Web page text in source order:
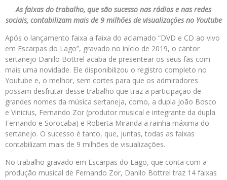
As faixas do trabalho, que são sucesso nas rádios e nas redes
sociais, contabilizam mais de 9 milhões de visualizações no Youtube
Após o lançamento faixa a faixa do aclamado “DVD e CD ao vivo
em Escarpas do Lago”, gravado no início de 2019, o cantor
sertanejo Danilo Bottrel acaba de presentear os seus fãs com
mais uma novidade. Ele disponibilizou o registro completo no
Youtube e, o melhor, sem cortes para que os admiradores
possam desfrutar desse trabalho que traz a participação de
grandes nomes da música sertaneja, como, a dupla João Bosco
e Vinicius, Fernando Zor (produtor musical e integrante da dupla
Fernando e Sorocaba) e Roberta Miranda a rainha máxima do
sertanejo. O sucesso é tanto, que, juntas, todas as faixas
contabilizam mais de 9 milhões de visualizações.
No trabalho gravado em Escarpas do Lago, que conta com a
produção musical de Fernando Zor, Danilo Bottrel traz 14 faixas